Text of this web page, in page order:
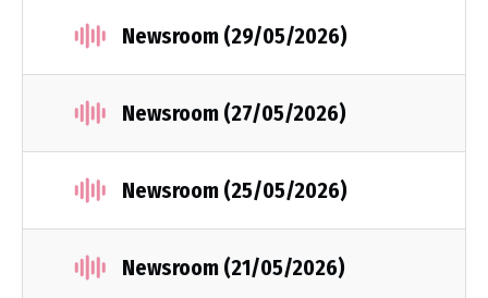
Newsroom (29/05/2026)
Newsroom (27/05/2026)
Newsroom (25/05/2026)
Newsroom (21/05/2026)